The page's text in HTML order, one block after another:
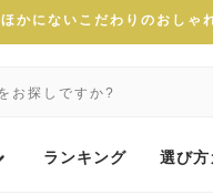
ほかにないこだわりのおしゃ
ランキング 選び方